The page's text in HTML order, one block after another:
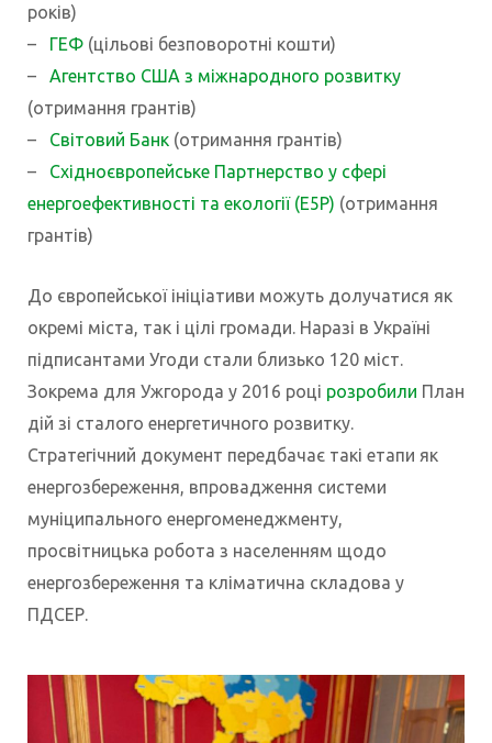
років)
– ГЕФ (цільові безповоротні кошти)
– Агентство США з міжнародного розвитку
(отримання грантів)
– Світовий Банк (отримання грантів)
– Східноєвропейське Партнерство у сфері
енергоефективності та екології (E5P) (отримання
грантів)
До європейської ініціативи можуть долучатися як
окремі міста, так і цілі громади. Наразі в Україні
підписантами Угоди стали близько 120 міст.
Зокрема для Ужгорода у 2016 році розробили План
дій зі сталого енергетичного розвитку.
Стратегічний документ передбачає такі етапи як
енергозбереження, впровадження системи
муніципального енергоменеджменту,
просвітницька робота з населенням щодо
енергозбереження та кліматична складова у
ПДСЕР.